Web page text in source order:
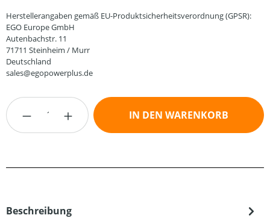
Herstellerangaben gemäß EU-Produktsicherheitsverordnung (GPSR):
EGO Europe GmbH
Autenbachstr. 11
71711 Steinheim / Murr
Deutschland
sales@egopowerplus.de
Produkt Anzahl: Gib den gewünschten
IN DEN WARENKORB
Beschreibung